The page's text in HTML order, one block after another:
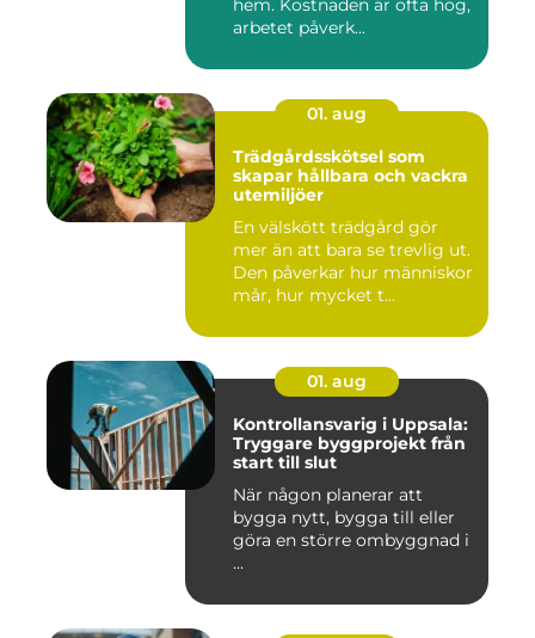
hem. Kostnaden är ofta hög,
arbetet påverk...
01. aug
Trädgårdsskötsel som
skapar hållbara och vackra
utemiljöer
En välskött trädgård gör
mer än att bara se trevlig ut.
Den påverkar hur människor
mår, hur mycket t...
01. aug
Kontrollansvarig i Uppsala:
Tryggare byggprojekt från
start till slut
När någon planerar att
bygga nytt, bygga till eller
göra en större ombyggnad i
...